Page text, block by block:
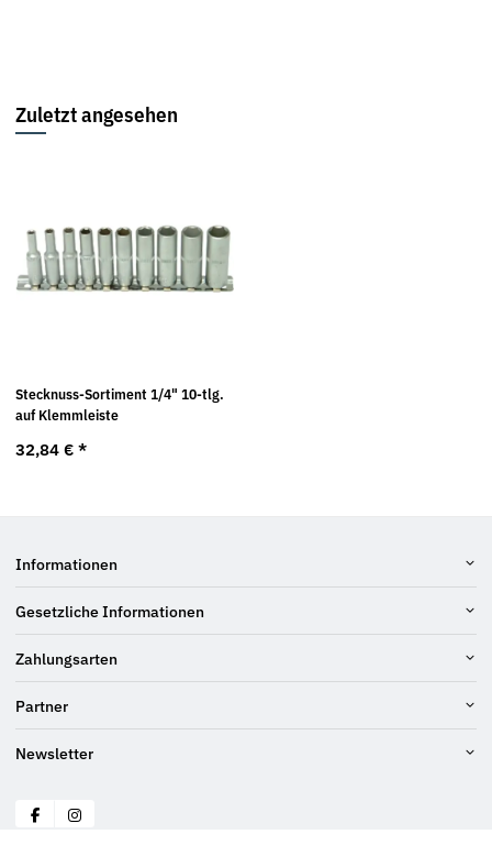
Zuletzt angesehen
Stecknuss-Sortiment 1/4" 10-tlg.
auf Klemmleiste
32,84 € *
Informationen
Gesetzliche Informationen
Zahlungsarten
Partner
Newsletter